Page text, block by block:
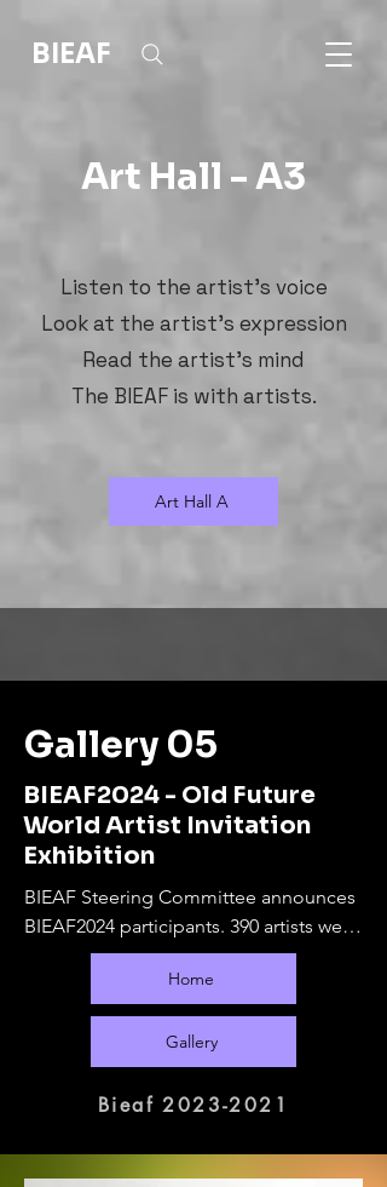
BIEAF
Art Hall - A3
Listen to the artist's voice
Look at the artist's expression
Read the artist's mind
The BIEAF is with artists.
Art Hall A
Gallery 05
BIEAF2024 - Old Future
World Artist Invitation
Exhibition
BIEAF Steering Committee announces
BIEAF2024 participants. 390 artists were
selected from 65 countries.
The online exhibition will run from
September 10, 2024 to February 28,
2025. During this period, offline
exhibitions will be held at various
galleries in Busan.
Home
Gallery
Bieaf 2023-2021